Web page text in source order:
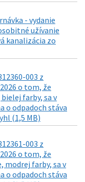
- vydanie
užívanie
kanalizácia zo
003 z
o tom, že
bielej farby, sa v
o odpadoch stáva
(1,5 MB)
003 z
o tom, že
modrej farby, sa v
o odpadoch stáva